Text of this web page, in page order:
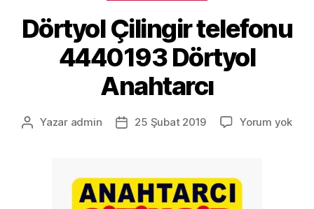
Dörtyol Çilingir telefonu
4440193 Dörtyol
Anahtarcı
Yazının
Yazar admin
Yazı25 Şubat 2019 Yorum yok